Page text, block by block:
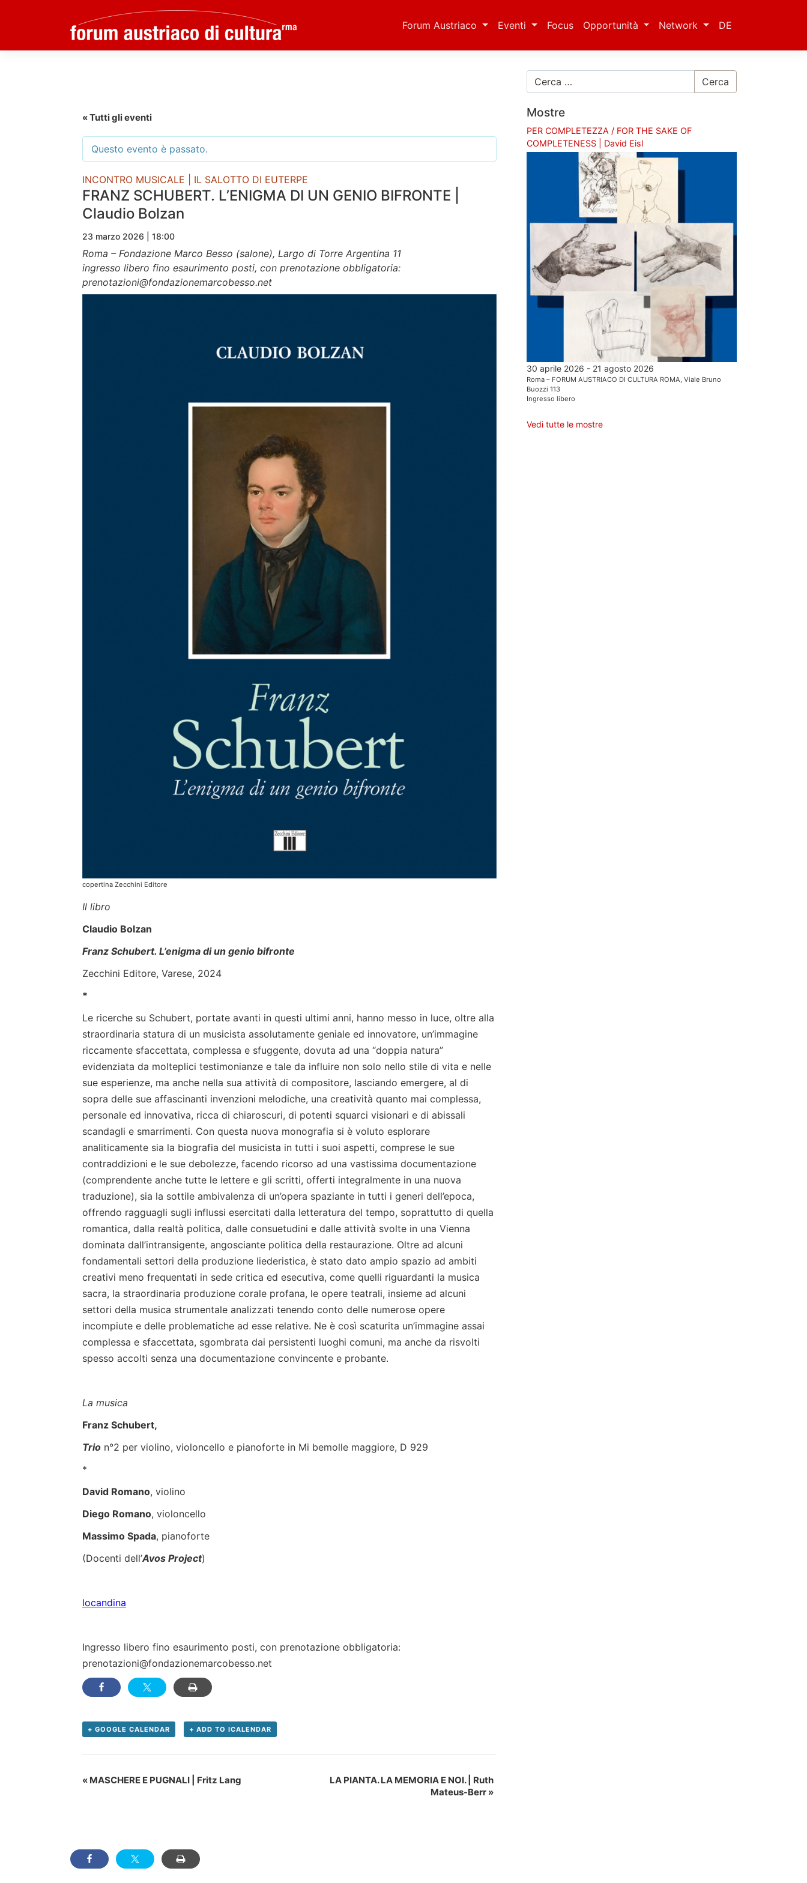
Forum Austriaco Eventi Focus Opportunità Network DE
« Tutti gli eventi
Questo evento è passato.
INCONTRO MUSICALE | IL SALOTTO DI EUTERPE
FRANZ SCHUBERT. L’ENIGMA DI UN GENIO BIFRONTE |
Claudio Bolzan
23 marzo 2026 | 18:00
Roma – Fondazione Marco Besso (salone), Largo di Torre Argentina 11
ingresso libero fino esaurimento posti, con prenotazione obbligatoria:
prenotazioni@fondazionemarcobesso.net
copertina Zecchini Editore
Il libro
Claudio Bolzan
Franz Schubert. L’enigma di un genio bifronte
Zecchini Editore, Varese, 2024
*
Le ricerche su Schubert, portate avanti in questi ultimi anni, hanno messo in luce, oltre alla
straordinaria statura di un musicista assolutamente geniale ed innovatore, un’immagine
riccamente sfaccettata, complessa e sfuggente, dovuta ad una “doppia natura”
evidenziata da molteplici testimonianze e tale da influire non solo nello stile di vita e nelle
sue esperienze, ma anche nella sua attività di compositore, lasciando emergere, al di
sopra delle sue affascinanti invenzioni melodiche, una creatività quanto mai complessa,
personale ed innovativa, ricca di chiaroscuri, di potenti squarci visionari e di abissali
scandagli e smarrimenti. Con questa nuova monografia si è voluto esplorare
analiticamente sia la biografia del musicista in tutti i suoi aspetti, comprese le sue
contraddizioni e le sue debolezze, facendo ricorso ad una vastissima documentazione
(comprendente anche tutte le lettere e gli scritti, offerti integralmente in una nuova
traduzione), sia la sottile ambivalenza di un’opera spaziante in tutti i generi dell’epoca,
offrendo ragguagli sugli influssi esercitati dalla letteratura del tempo, soprattutto di quella
romantica, dalla realtà politica, dalle consuetudini e dalle attività svolte in una Vienna
dominata dall’intransigente, angosciante politica della restaurazione. Oltre ad alcuni
fondamentali settori della produzione liederistica, è stato dato ampio spazio ad ambiti
creativi meno frequentati in sede critica ed esecutiva, come quelli riguardanti la musica
sacra, la straordinaria produzione corale profana, le opere teatrali, insieme ad alcuni
settori della musica strumentale analizzati tenendo conto delle numerose opere
incompiute e delle problematiche ad esse relative. Ne è così scaturita un’immagine assai
complessa e sfaccettata, sgombrata dai persistenti luoghi comuni, ma anche da risvolti
spesso accolti senza una documentazione convincente e probante.
La musica
Franz Schubert,
Trio n°2 per violino, violoncello e pianoforte in Mi bemolle maggiore, D 929
*
David Romano, violino
Diego Romano, violoncello
Massimo Spada, pianoforte
(Docenti dell’Avos Project)
locandina
Ingresso libero fino esaurimento posti, con prenotazione obbligatoria:
prenotazioni@fondazionemarcobesso.net
+ GOOGLE CALENDAR + ADD TO ICALENDAR
Evento
« MASCHERE E PUGNALI | Fritz Lang
LA PIANTA. LA MEMORIA E NOI. | Ruth
Mateus-Berr »
Cerca
Mostre
PER COMPLETEZZA / FOR THE SAKE OF
COMPLETENESS | David Eisl
30 aprile 2026 - 21 agosto 2026
Roma – FORUM AUSTRIACO DI CULTURA ROMA, Viale Bruno
Buozzi 113
Ingresso libero
Vedi tutte le mostre